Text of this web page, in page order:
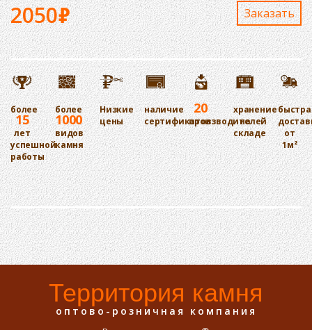
2050₽ Заказaть
более
15
лет
успешной
работы
более
1000
видов
камня
Низкие
цены
наличие
сертификатов
20
производителей
хранение
на
складе
от
1м²
Территория камня
оптово-розничная компания